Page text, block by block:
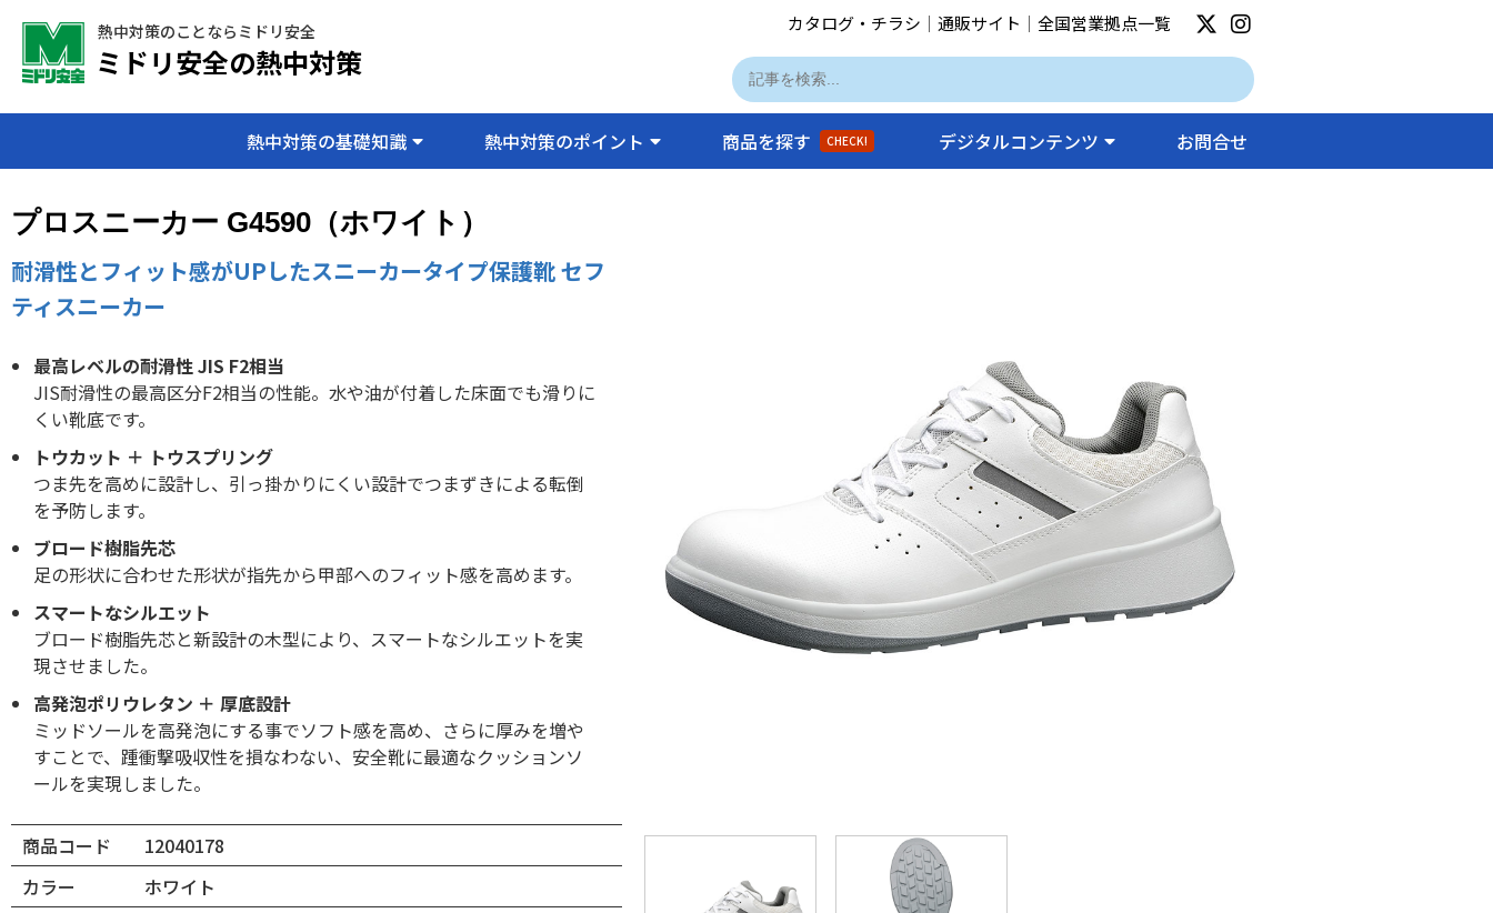
熱中対策のことならミドリ安全
ミドリ安全の熱中対策
カタログ・チラシ ｜通販サイト ｜全国営業拠点一覧
熱中対策の基礎知識 熱中対策のポイント 商品を探す CHECK! デジタルコンテンツ お問合せ
プロスニーカー G4590（ホワイト）
耐滑性とフィット感がUPしたスニーカータイプ保護靴 セフ
ティスニーカー
最高レベルの耐滑性 JIS F2相当
JIS耐滑性の最高区分F2相当の性能。水や油が付着した床面でも滑りに
くい靴底です。
トウカット ＋ トウスプリング
つま先を高めに設計し、引っ掛かりにくい設計でつまずきによる転倒
を予防します。
ブロード樹脂先芯
足の形状に合わせた形状が指先から甲部へのフィット感を高めます。
スマートなシルエット
ブロード樹脂先芯と新設計の木型により、スマートなシルエットを実
現させました。
高発泡ポリウレタン ＋ 厚底設計
ミッドソールを高発泡にする事でソフト感を高め、さらに厚みを増や
すことで、踵衝撃吸収性を損なわない、安全靴に最適なクッションソ
ールを実現しました。
商品コード
12040178
カラー
ホワイト